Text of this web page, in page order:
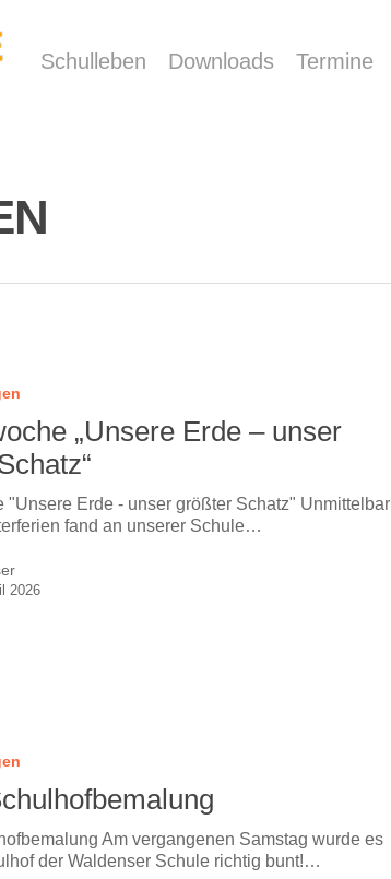
Schulleben Downloads Termine
„Unsere Erde – unser
"Unsere Erde - unser größter Schatz" Unmittelbar
fand an unserer Schule…
2026
Am vergangenen Samstag wurde es
der Waldenser Schule richtig bunt!…